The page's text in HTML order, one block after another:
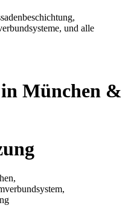
und alle
München &